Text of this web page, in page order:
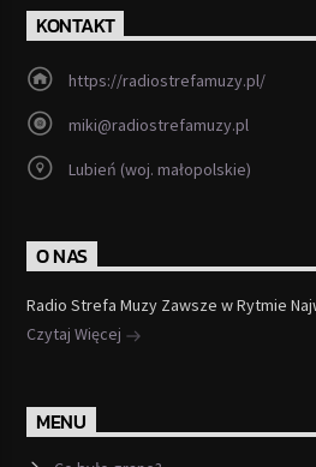
KONTAKT
https://radiostrefamuzy.pl/
miki@radiostrefamuzy.pl
Lubień (woj. małopolskie)
O NAS
Radio Strefa Muzy Zawsze w Rytmie
Czytaj Więcej
MENU